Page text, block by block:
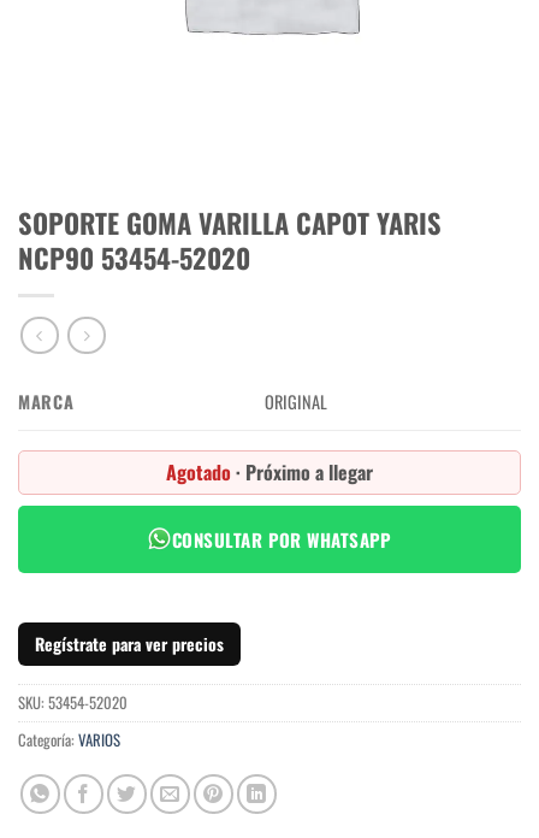
SOPORTE GOMA VARILLA CAPOT YARIS
NCP90 53454-52020
MARCA ORIGINAL
Agotado · Próximo a llegar
CONSULTAR POR WHATSAPP
Regístrate para ver precios
SKU: 53454-52020
Categoría: VARIOS